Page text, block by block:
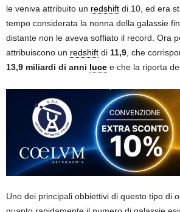
le veniva attribuito un redshift di 10, ed era
tempo considerata la nonna della galassie
distante non le aveva soffiato il record. Ora
attribuiscono un redshift di 11,9, che
13,9 miliardi di anni luce e che la riporta
Uno dei principali obbiettivi di questo tipo di